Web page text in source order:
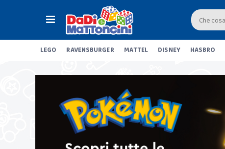
LEGO RAVENSBURGER MATTEL DISNEY HASBRO